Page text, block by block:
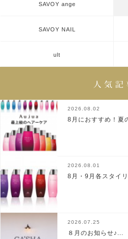
SAVOY ange
SAVOY NAIL
ult
2026.08.02
8月におすすめ！夏
2026.08.01
8月・9月各スタイ
2026.07.25
８月のお知らせ♪...